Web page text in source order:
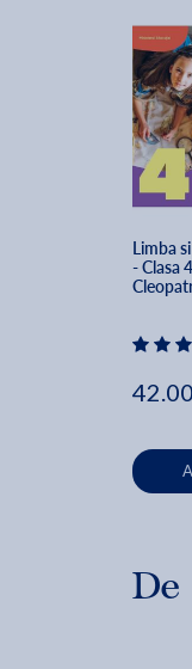
Limba
- Clasa